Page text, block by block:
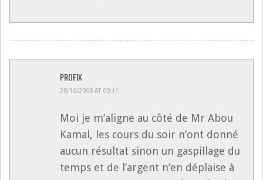
PROFIX
28/10/2008 AT 00:11
Moi je m’aligne au côté de Mr Abou
Kamal, les cours du soir n’ont donné
aucun résultat sinon un gaspillage du
temps et de l’argent n’en déplaise à